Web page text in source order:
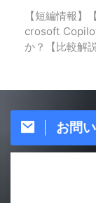
【短編情報
crosoft
か？【比較解説
お問